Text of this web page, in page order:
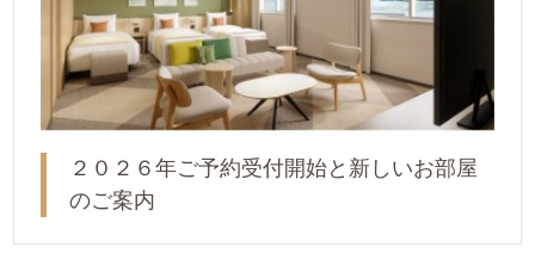
２０２６年ご予約受付開始と新しいお部屋
のご案内